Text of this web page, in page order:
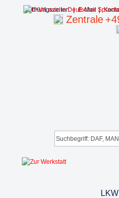
E-Mail |
Öffnungszeiten: |
Zentrale